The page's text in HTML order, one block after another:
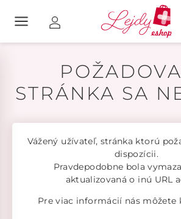
STRÁNKA SA
Vážený užívateľ, stránka ktorú
dispozícii.
Pravdepodobne bola
aktualizovaná o inú URL
Pre viac informácií nás môžete